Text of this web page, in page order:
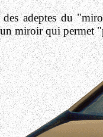
des adeptes du
miroir qui